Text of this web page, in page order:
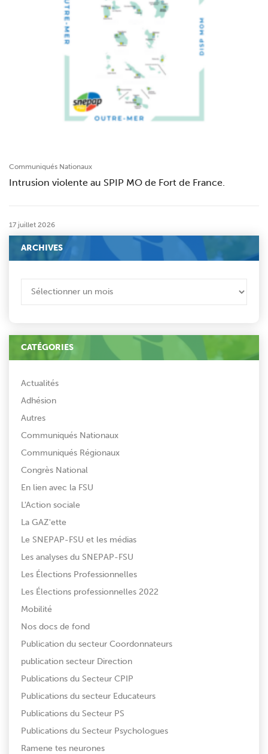
Communiqués Nationaux
Intrusion violente au SPIP MO de Fort de France.
17 juillet 2026
ARCHIVES
CATÉGORIES
Actualités
Adhésion
Autres
Communiqués Nationaux
Communiqués Régionaux
Congrès National
En lien avec la FSU
L'Action sociale
La GAZ'ette
Le SNEPAP-FSU et les médias
Les analyses du SNEPAP-FSU
Les Élections Professionnelles
Les Élections professionnelles 2022
Mobilité
Nos docs de fond
Publication du secteur Coordonnateurs
publication secteur Direction
Publications du Secteur CPIP
Publications du secteur Educateurs
Publications du Secteur PS
Publications du Secteur Psychologues
Ramene tes neurones